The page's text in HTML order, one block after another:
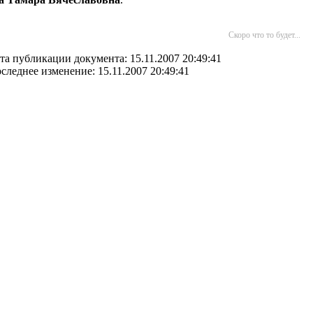
Скоро что то будет...
публикации документа: 15.11.2007 20:49:41
изменение: 15.11.2007 20:49:41